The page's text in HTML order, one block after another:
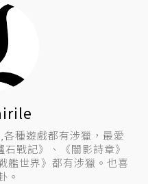
種遊戲都有涉獵，最愛
戰記》、《闇影詩章》
艦世界》都有涉獵。也喜
。